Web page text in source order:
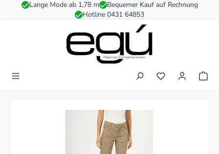
Zum Hauptinhalt springen
Lange Mode ab 1,78 m
Bequemer Kauf auf Rechnung
Hotline 0431 64853
Du hast 0